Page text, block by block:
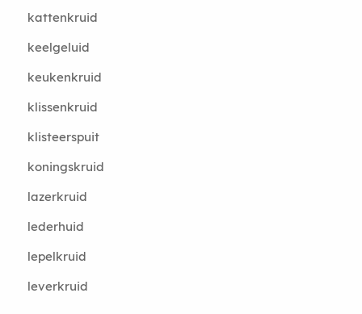
kattenkruid
keelgeluid
keukenkruid
klissenkruid
klisteerspuit
koningskruid
lazerkruid
lederhuid
lepelkruid
leverkruid